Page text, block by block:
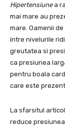
Hipertensiunea
mai mare au
mare. Oamenii
intre nivelurile
greutatea si
ca presiunea
pentru boala
care este
La sfarsitul
reduce